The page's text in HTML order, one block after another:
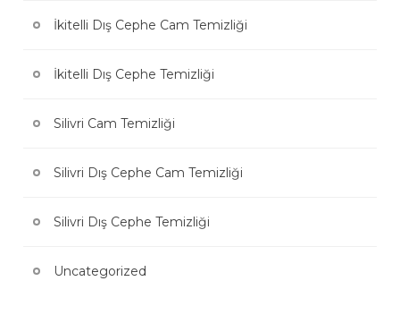
İkitelli Dış Cephe Cam Temizliği
İkitelli Dış Cephe Temizliği
Silivri Cam Temizliği
Silivri Dış Cephe Cam Temizliği
Silivri Dış Cephe Temizliği
Uncategorized